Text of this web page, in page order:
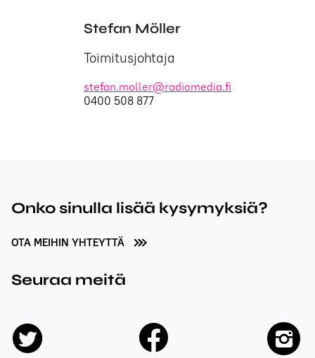
Stefan Möller
Toimitusjohtaja
stefan.moller@radiomedia.fi
0400 508 877
Onko sinulla lisää kysymyksiä?
OTA MEIHIN YHTEYTTÄ
Seuraa meitä
twitter facebook